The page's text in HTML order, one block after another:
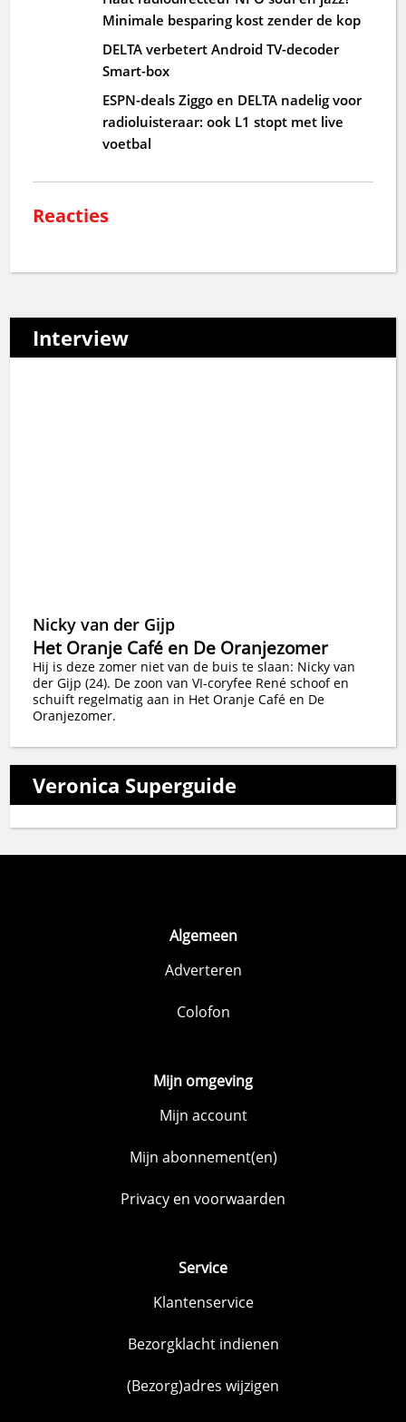
Minimale besparing kost zender de kop
DELTA verbetert Android TV-decoder
Smart-box
ESPN-deals Ziggo en DELTA nadelig voor
radioluisteraar: ook L1 stopt met live
voetbal
Reacties
Interview
Nicky van der Gijp
Het Oranje Café en De Oranjezomer
Hij is deze zomer niet van de buis te slaan: Nicky van
der Gijp (24). De zoon van VI-coryfee René schoof en
schuift regelmatig aan in Het Oranje Café en De
Oranjezomer.
Veronica Superguide
Algemeen
Adverteren
Colofon
Mijn omgeving
Mijn account
Mijn abonnement(en)
Privacy en voorwaarden
Service
Klantenservice
Bezorgklacht indienen
(Bezorg)adres wijzigen